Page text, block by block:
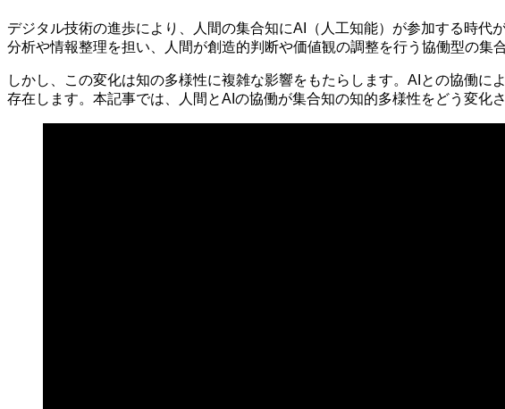
デジタル技術の進歩により、人間の集合知にAI（人工知能）が参加する時
分析や情報整理を担い、人間が創造的判断や価値観の調整を行う協働型の集
しかし、この変化は知の多様性に複雑な影響をもたらします。AIとの協働
存在します。本記事では、人間とAIの協働が集合知の知的多様性をどう変化